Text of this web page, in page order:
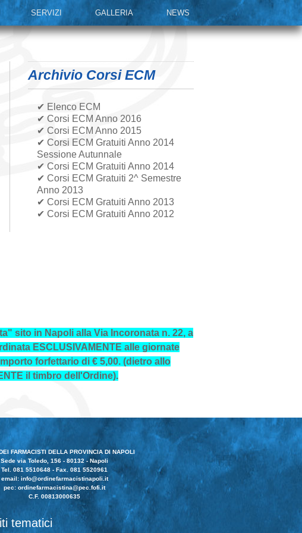
SERVIZI GALLERIA NEWS
Archivio Corsi ECM
✔ Elenco ECM
✔ Corsi ECM Anno 2016
✔ Corsi ECM Anno 2015
✔ Corsi ECM Gratuiti Anno 2014
Sessione Autunnale
✔ Corsi ECM Gratuiti Anno 2014
✔ Corsi ECM Gratuiti 2^ Semestre
Anno 2013
✔ Corsi ECM Gratuiti Anno 2013
✔ Corsi ECM Gratuiti Anno 2012
sito in Napoli alla Via Incoronata n. 22, a
ESCLUSIVAMENTE alle giornate
forfettario di € 5,00. (dietro allo
il timbro dell'Ordine).
FARMACISTI DELLA PROVINCIA DI NAPOLI
Sede via Toledo, 156 - 80132 - Napoli
Tel. 081 5510648 - Fax. 081 5520961
email: info@ordinefarmacistinapoli.it
pec: ordinefarmacistina@pec.fofi.it
C.F. 00813000635
tematici